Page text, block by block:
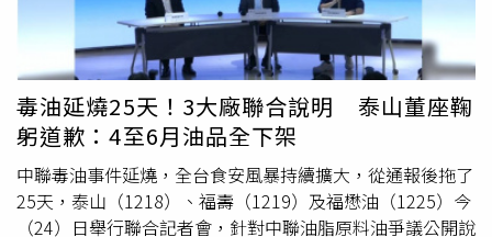
部追查羊隻飼養及飼料來源並依法移送檢調單位，以及環境
部進行環境介質採樣及污染源調查。
泰遲未出面說明，調查小組也在事發3週後才成立、進場調
查，質疑中央處置過於消極。蔣萬安批評，毒油事件至今仍
未釐清發生原因，在沒有真相之前，不應讓相關產品恢復販
售，否則難以說服民眾產品已經安全無虞。他批評，民進黨
政府急著讓事件「翻頁」，企圖將整起事件「大事化小、小
事化無」，向社會宣稱產品安全無虞、可以重新販售；同時
質疑中央一路以來有「蓋牌、護航、包庇」之嫌，因此再次
呼籲民眾25日站上凱道，以行動向政府表達對食安議題的訴
求。
毒油延燒25天！3大廠聯合說明 泰山董座鞠
躬道歉：4至6月油品全下架
中聯毒油事件延燒，全台食安風暴持續擴大，從通報後拖了
25天，泰山（1218）、福壽（1219）及福懋油（1225）今
（24）日舉行聯合記者會，針對中聯油脂原料油爭議公開說